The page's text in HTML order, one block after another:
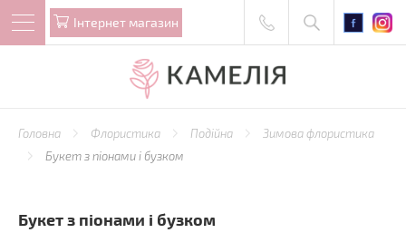
Iнтернет магазин
Головна Флористика Подійна
Зимова флористика
Букет з піонами і бузком
Букет з піонами і бузком